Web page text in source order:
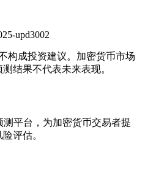
upd3002
构成投资建议。加密货币市场
结果不代表未来表现。
平台，为加密货币交易者提
评估。